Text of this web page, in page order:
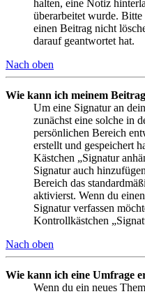
halten, eine Notiz
überarbeitet wurde. Bitte
einen Beitrag nicht
darauf geantwortet hat.
Nach oben
Wie kann ich meinem
Um eine Signatur an
zunächst eine solche in
persönlichen Bereich
erstellt und gespeichert
Kästchen „Signatur
Signatur auch
Bereich das
aktivierst. Wenn du
Signatur verfassen
Kontrollkästchen
Nach oben
Wie kann ich eine Umfrage
Wenn du ein neues